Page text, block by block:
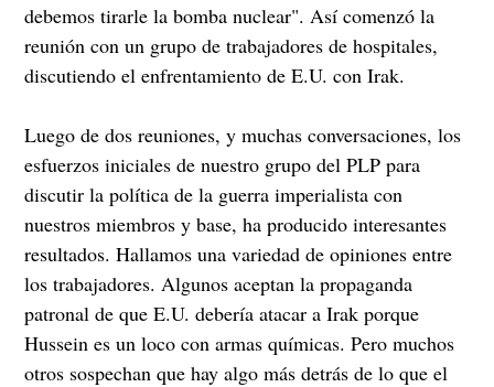
debemos tirarle la bomba nuclear". Así comenzó la
reunión con un grupo de trabajadores de hospitales,
discutiendo el enfrentamiento de E.U. con Irak.
Luego de dos reuniones, y muchas conversaciones, los
esfuerzos iniciales de nuestro grupo del PLP para
discutir la política de la guerra imperialista con
nuestros miembros y base, ha producido interesantes
resultados. Hallamos una variedad de opiniones entre
los trabajadores. Algunos aceptan la propaganda
patronal de que E.U. debería atacar a Irak porque
Hussein es un loco con armas químicas. Pero muchos
otros sospechan que hay algo más detrás de lo que el